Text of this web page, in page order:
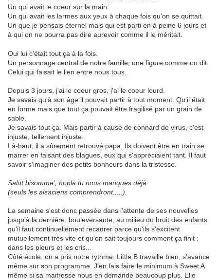
Un qui avait le coeur sur la main.
Un qui avait les larmes aux yeux à chaque fois qu'on se quittait.
Un que je pensais éternel mais qui est parti en à peine 6 jours et
à qui on ne pourra pas dire aurevoir comme il le méritait.
Oui lui c'était tout ça à la fois.
Un personnage central de notre famille, une figure comme on dit.
Celui qui faisait le lien entre nous tous.
Depuis 3 jours, j'ai le coeur gros, j'ai le coeur lourd.
Je savais qu'à son âge il pouvait partir à tout moment. Qu'il était
en forme mais que tout ça pouvait être fragilisé par un grain de
sable.
Je savais tout ça. Mais partir à cause de connard de virus, c'est
injuste, tellement injuste.
Là-haut, il a sûrement retrouvé papa. Ils doivent être en train se
marrer en faisant des blagues, eux qui s'appréciaient tant. Il faut
savoir s'imaginer des petits bonheurs dans la tristesse.
Salut bisomme', hopla tu nous manques déjà.
(seuls les alsaciens comprendront.....).
La semaine s'est donc passée dans l'attente de ses nouvelles
jusqu'à la dernière, bouleversante, au milieu du bruit des enfants
qu'il faut continuellement recadrer parce qu'ils s'excitent
mutuellement très vite et qu'on sait toujours comment ça finit :
dans les pleurs et les cris...
Côté école, on a pris notre rythme. Little B travaille bien, s'avance
même sur son programme. J'en fais faire le minimum à Sweet A
même si sa maitresse nous en demande beaucoup plus. Elle